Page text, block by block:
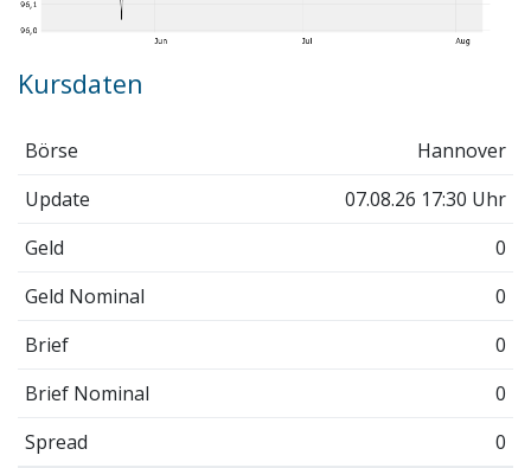
Kursdaten
Börse
Hannover
Update
07.08.26 17:30 Uhr
Geld
0
Geld Nominal
0
Brief
0
Brief Nominal
0
Spread
0